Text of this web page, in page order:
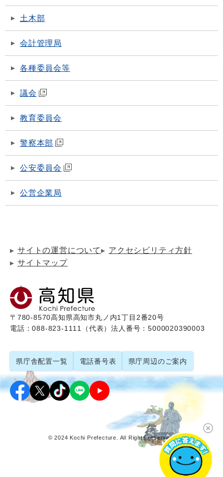
土木部
会計管理局
各種委員会等
議会
教育委員会
警察本部
公安委員会
公営企業局
サイトの運営について
アクセシビリティ方針
サイトマップ
〒780-8570高知県高知市丸ノ内1丁目2番20号
電話：088-823-1111（代表）法人番号：5000020390003
県庁舎配置一覧 電話番号表 県庁周辺のご案内
© 2024 Kochi Prefecture. All Rights reserved.